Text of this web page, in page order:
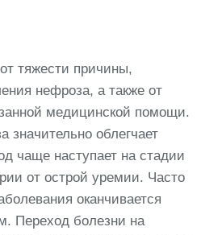
тяжести причины,
нефроза, а также от
медицинской помощи.
значительно облегчает
чаще наступает на стадии
от острой уремии. Часто
оканчивается
Переход болезни на